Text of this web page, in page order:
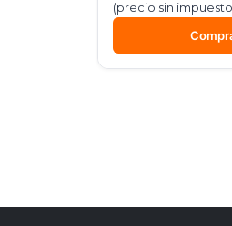
(precio sin